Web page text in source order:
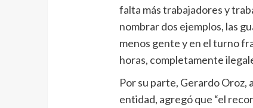
falta más trabajadores y
nombrar dos ejemplos, las
menos gente y en el turno
horas, completamente
Por su parte, Gerardo Oroz,
entidad, agregó que “el